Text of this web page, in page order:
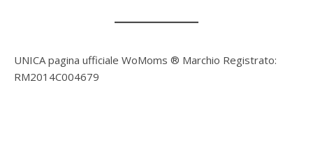
UNICA pagina ufficiale WoMoms ® Marchio Registrato:
RM2014C004679